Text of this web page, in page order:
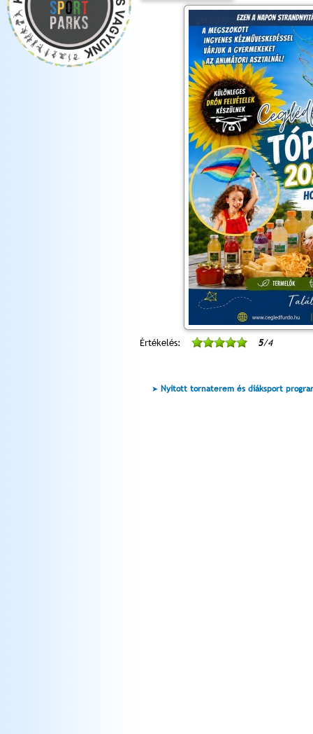
Értékelés: 5/4
Nyitott tornaterem és diáksport